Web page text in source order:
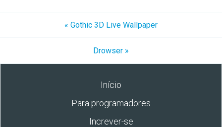
« Gothic 3D Live Wallpaper
Drowser »
Início
Para programadores
Increver-se